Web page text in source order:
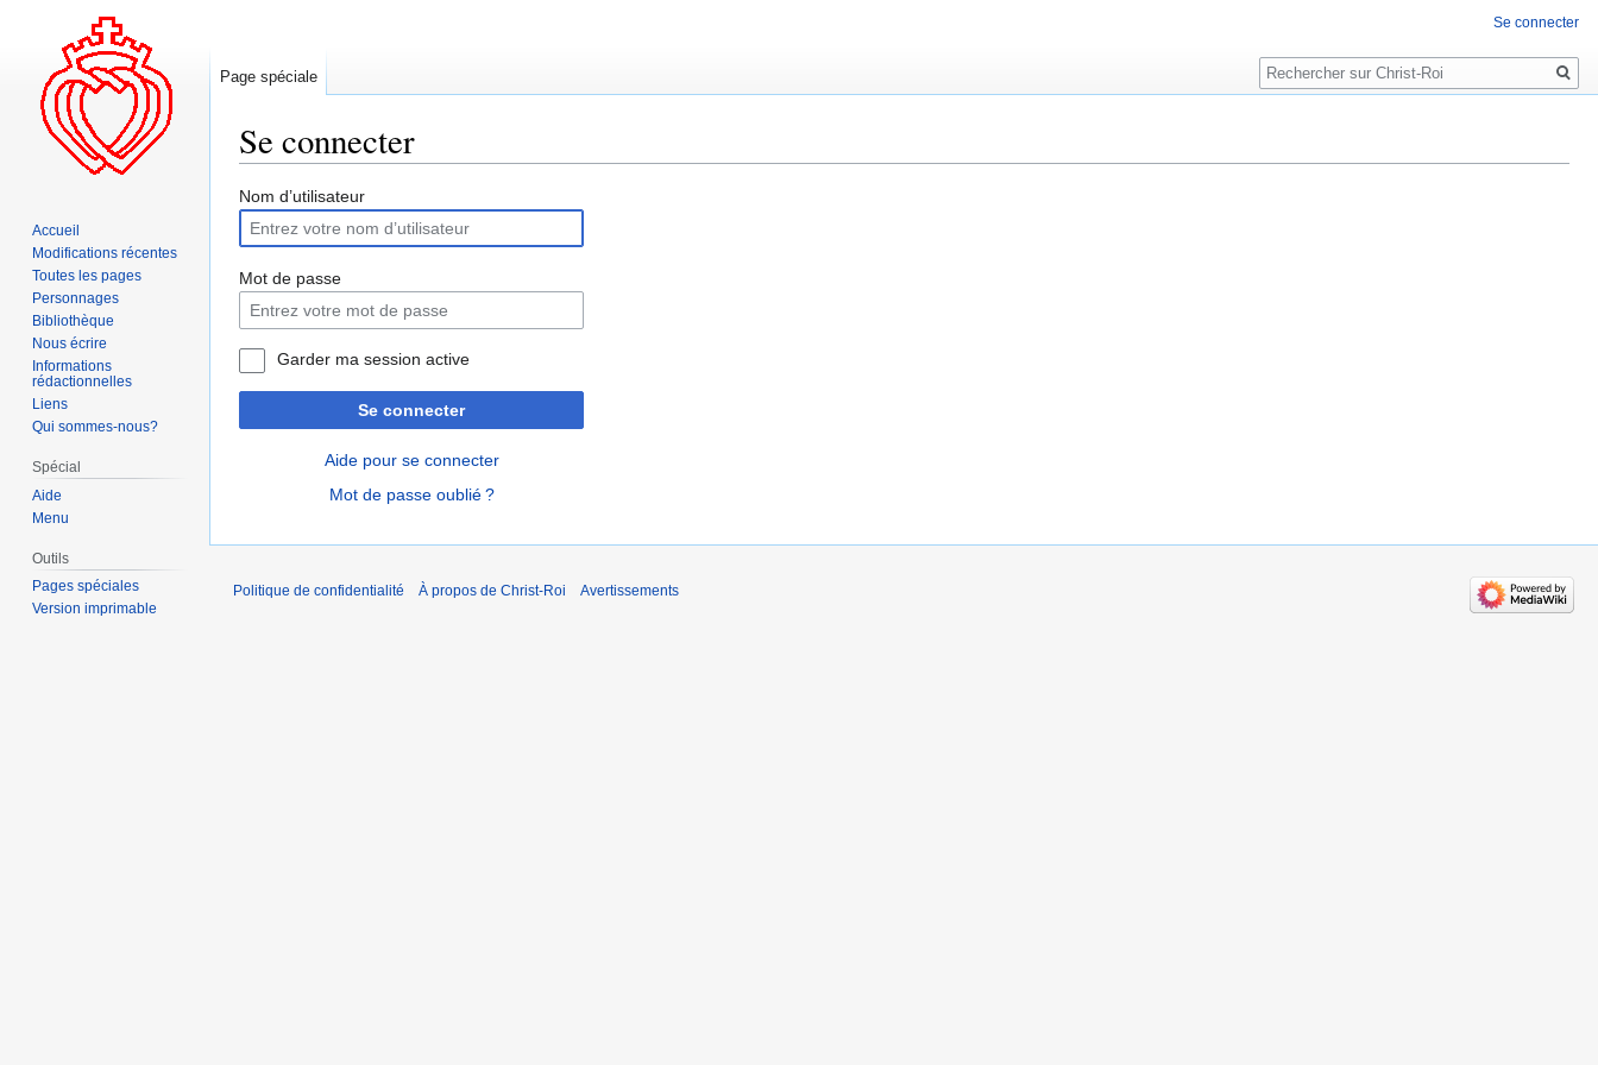
Se connecter
Aller
la
navigation
Aller
la
recherche
Nom d’utilisateur
Mot de passe
Garder ma session active
Se connecter
Aide pour se connecter
Mot de passe oublié ?
Se connecter
Page spéciale
Rechercher
Accueil
Modifications récentes
Toutes les pages
Personnages
Bibliothèque
Nous écrire
Informations
rédactionnelles
Liens
Qui sommes-nous?
Spécial
Aide
Menu
Outils
Pages spéciales
Version imprimable
Politique de confidentialité À propos de Christ-Roi Avertissements